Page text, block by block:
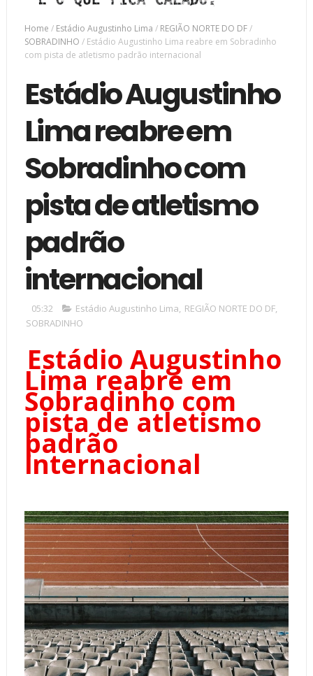
Home / Estádio Augustinho Lima / REGIÃO NORTE DO DF/
SOBRADINHO / Estádio Augustinho Lima reabre em Sobradinho
com pista de atletismo padrão internacional
Estádio Augustinho
Lima reabre em
Sobradinho com
pista de atletismo
padrão
internacional
05:32 Estádio Augustinho Lima, REGIÃO NORTE DO DF,
SOBRADINHO
Estádio Augustinho
Lima reabre em
Sobradinho com
pista de atletismo
padrão
internacional